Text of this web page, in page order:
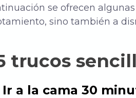
se ofrecen
sino también a
trucos
Ir a la cama 30